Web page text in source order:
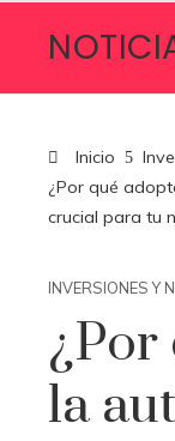
Inicio
¿Por qué
crucial para tu
INVERSIONES Y
la